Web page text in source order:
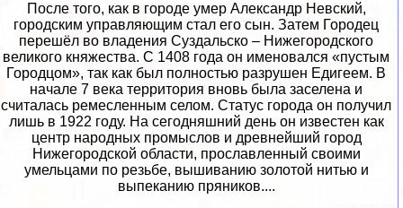
После того, как в городе умер Александр Невский,
городским управляющим стал его сын. Затем Городец
перешёл во владения Суздальско – Нижегородского
великого княжества. С 1408 года он именовался «пустым
Городцом», так как был полностью разрушен Едигеем. В
начале 7 века территория вновь была заселена и
считалась ремесленным селом. Статус города он получил
лишь в 1922 году. На сегодняшний день он известен как
центр народных промыслов и древнейший город
Нижегородской области, прославленный своими
умельцами по резьбе, вышиванию золотой нитью и
выпеканию пряников....